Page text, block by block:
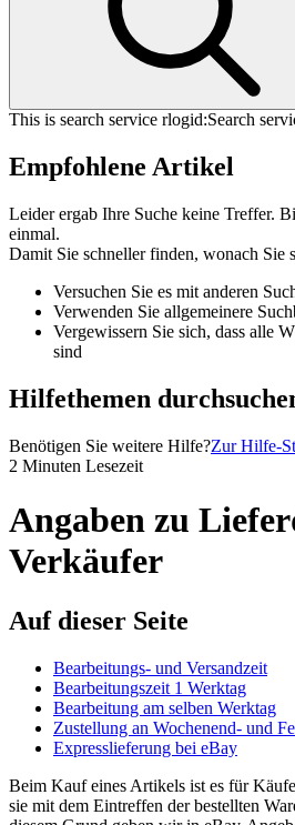
This is search service rlogid:Search
Empfohlene Artikel
Leider ergab Ihre Suche keine Treffer.
einmal.
Damit Sie schneller finden, wonach Sie
Versuchen Sie es mit anderen
Verwenden Sie allgemeinere
Vergewissern Sie sich, dass alle
sind
Hilfethemen
Benötigen Sie weitere Hilfe?Zur Hilfe-
2 Minuten Lesezeit
Angaben zu
Verkäufer
Auf dieser Seite
Bearbeitungs- und Versandzeit
Bearbeitungszeit 1 Werktag
Bearbeitung am selben Werktag
Zustellung an Wochenend- und
Expresslieferung bei eBay
Beim Kauf eines Artikels ist es für
sie mit dem Eintreffen der bestellten